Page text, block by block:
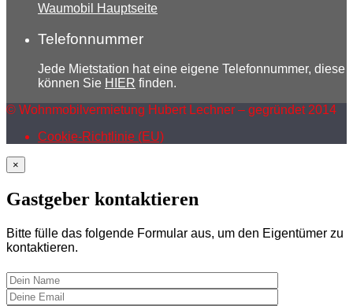
Waumobil Hauptseite
Telefonnummer
Jede Mietstation hat eine eigene Telefonnummer, diese
können Sie HIER finden.
© Wohnmobilvermietung Hubert Lechner – gegründet 2014
Cookie-Richtlinie (EU)
×
Gastgeber kontaktieren
Bitte fülle das folgende Formular aus, um den Eigentümer zu
kontaktieren.